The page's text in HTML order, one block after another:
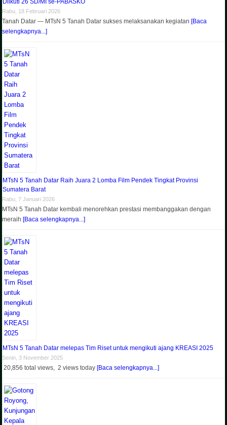
Rabu, 18 Februari 2026
Tanah Datar — MTsN 5 Tanah Datar sukses melaksanakan kegiatan[Baca
selengkapnya...]
MTsN 5 Tanah Datar Raih Juara 2 Lomba Film Pendek Tingkat Provinsi
Sumatera Barat
Rabu, 7 Januari 2026
MTsN 5 Tanah Datar kembali menorehkan prestasi membanggakan dengan
meraih[Baca selengkapnya...]
MTsN 5 Tanah Datar melepas Tim Riset untuk mengikuti ajang KREASI 2025
Senin, 3 November 2025
20,856 total views, 2 views today[Baca selengkapnya...]